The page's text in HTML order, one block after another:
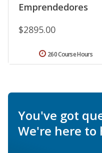
Emprendedores
$2895.00
260 Course Hours
You've got
We're here to